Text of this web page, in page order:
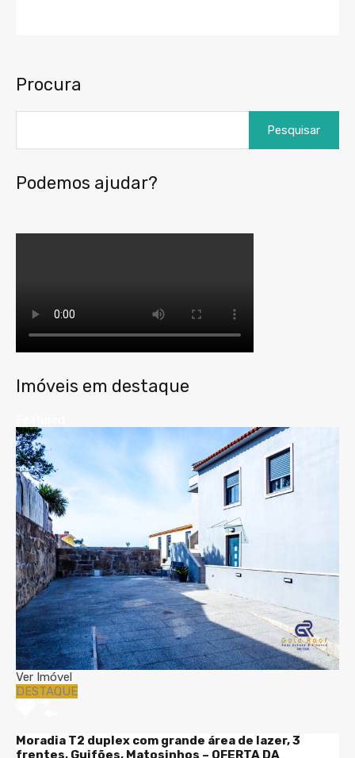
Procura
Podemos ajudar?
Imóveis em destaque
Ver Imóvel
DESTAQUE
Moradia T2 duplex com grande área de lazer, 3
frentes, Guifões, Matosinhos – OFERTA DA